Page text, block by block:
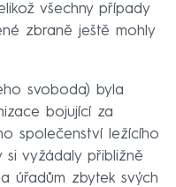
všechny případy
zbraně ještě mohly
svoboda) byla
bojující za
společenství ležícího
si vyžádaly přibližně
úřadům zbytek svých